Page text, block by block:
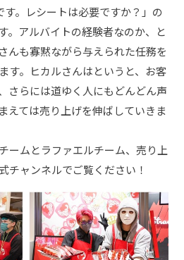
。レシートは必要ですか？」の
。アルバイトの経験者なのか、と
んも寡黙ながら与えられた任務を
す。ヒカルさんはというと、お客
さらには道ゆく人にもどんどん声
えては売り上げを伸ばしていきま
ームとラファエルチーム、売り上
チャンネルでご覧ください！